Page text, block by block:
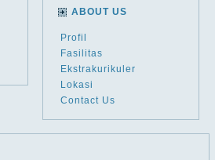
ABOUT US
Profil
Fasilitas
Ekstrakurikuler
Lokasi
Contact Us